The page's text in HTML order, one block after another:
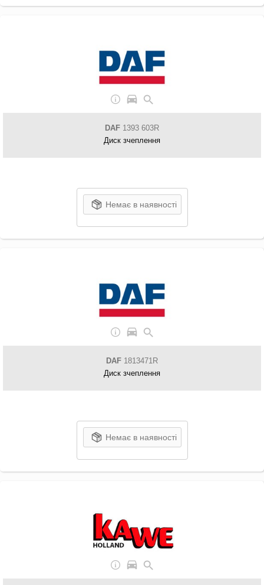
DAF 1393 603R
Диск зчеплення
Немає в наявності
DAF 1813471R
Диск зчеплення
Немає в наявності